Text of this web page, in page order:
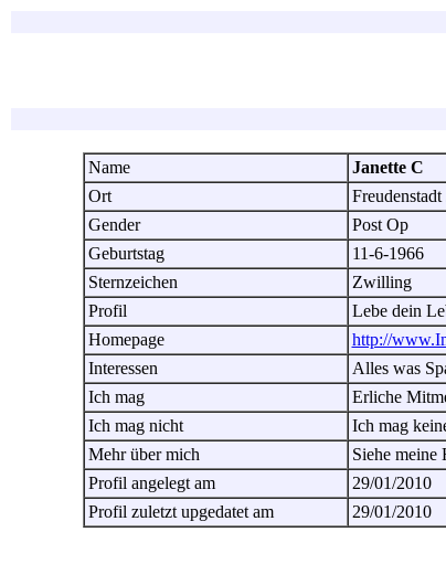
Name
Janette C
Ort
Gender
Post Op
Geburtstag
11-6-1966
Sternzeichen
Zwilling
Profil
Lebe dein
Homepage
http://
Interessen
Alles was
Ich mag
Erliche
Ich mag nicht
Ich mag
Mehr über mich
Siehe meine
Profil angelegt am
29/01/2010
Profil zuletzt upgedatet am
29/01/2010